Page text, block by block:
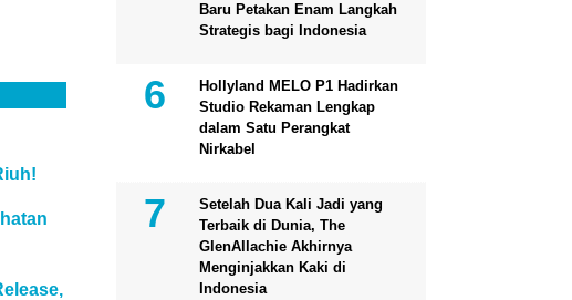
Baru Petakan Enam Langkah
Strategis bagi Indonesia
Hollyland MELO P1 Hadirkan
Studio Rekaman Lengkap
dalam Satu Perangkat
Nirkabel
Setelah Dua Kali Jadi yang
Terbaik di Dunia, The
GlenAllachie Akhirnya
Menginjakkan Kaki di
Indonesia